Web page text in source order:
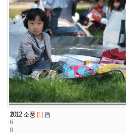
1
6
8
2012 소풍 [1]